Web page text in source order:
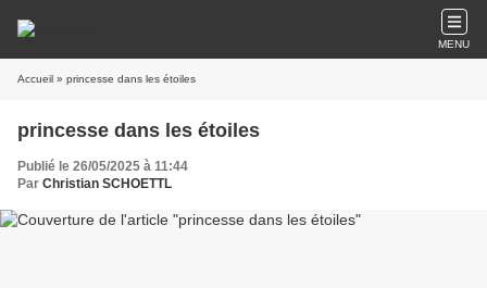
MENU
Accueil » princesse dans les étoiles
princesse dans les étoiles
Publié le 26/05/2025 à 11:44
Par Christian SCHOETTL